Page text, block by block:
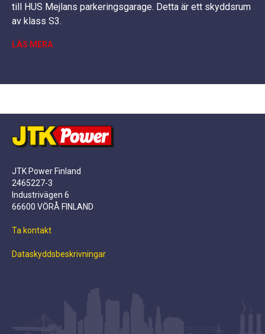
till HUS Mejlans parkeringsgarage. Detta är ett skyddsrum
av klass S3.
LÄS MERA
JTK Power Finland
2465227-3
Industrivägen 6
66600 VÖRÅ FINLAND
Ta kontakt
Dataskyddsbeskrivningar